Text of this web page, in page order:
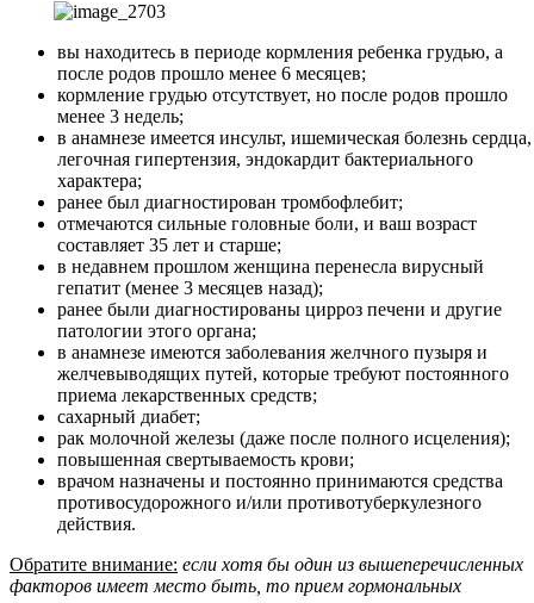
вы находитесь в периоде кормления ребенка грудью, а
после родов прошло менее 6 месяцев;
кормление грудью отсутствует, но после родов прошло
менее 3 недель;
в анамнезе имеется инсульт, ишемическая болезнь сердца,
легочная гипертензия, эндокардит бактериального
характера;
ранее был диагностирован тромбофлебит;
отмечаются сильные головные боли, и ваш возраст
составляет 35 лет и старше;
в недавнем прошлом женщина перенесла вирусный
гепатит (менее 3 месяцев назад);
ранее были диагностированы цирроз печени и другие
патологии этого органа;
в анамнезе имеются заболевания желчного пузыря и
желчевыводящих путей, которые требуют постоянного
приема лекарственных средств;
сахарный диабет;
рак молочной железы (даже после полного исцеления);
повышенная свертываемость крови;
врачом назначены и постоянно принимаются средства
противосудорожного и/или противотуберкулезного
действия.
Обратите внимание: если хотя бы один из вышеперечисленных
факторов имеет место быть, то прием гормональных